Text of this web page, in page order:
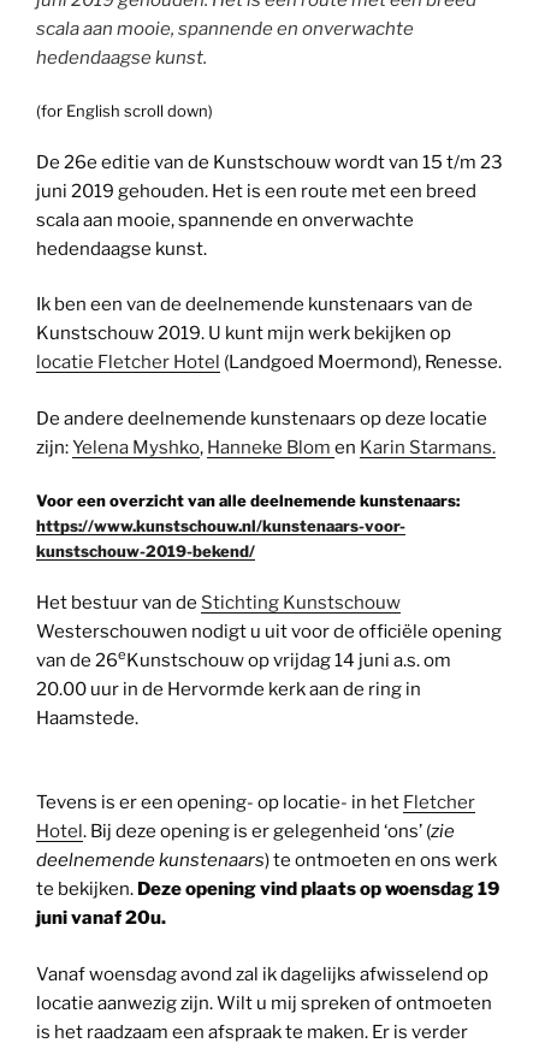
scala aan mooie, spannende en onverwachte
hedendaagse kunst.
(for English scroll down)
De 26e editie van de Kunstschouw wordt van 15 t/m 23
juni 2019 gehouden. Het is een route met een breed
scala aan mooie, spannende en onverwachte
hedendaagse kunst.
Ik ben een van de deelnemende kunstenaars van de
Kunstschouw 2019. U kunt mijn werk bekijken op
locatie Fletcher Hotel (Landgoed Moermond), Renesse.
De andere deelnemende kunstenaars op deze locatie
zijn:Yelena Myshko, Hanneke Blom en Karin Starmans.
Voor een overzicht van alle deelnemende kunstenaars:
https://www.kunstschouw.nl/kunstenaars-voor-
kunstschouw-2019-bekend/
Het bestuur van de Stichting Kunstschouw
Westerschouwen nodigt u uit voor de officiële opening
van de 26eKunstschouw op vrijdag 14 juni a.s. om
20.00 uur in de Hervormde kerk aan de ring in
Haamstede.
Tevens is er een opening- op locatie- in het Fletcher
Hotel. Bij deze opening is er gelegenheid ‘ons’ (zie
deelnemende kunstenaars) te ontmoeten en ons werk
te bekijken. Deze opening vind plaats op woensdag 19
juni vanaf 20u.
Vanaf woensdag avond zal ik dagelijks afwisselend op
locatie aanwezig zijn. Wilt u mij spreken of ontmoeten
is het raadzaam een afspraak te maken. Er is verder